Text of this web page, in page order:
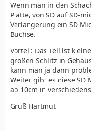
Wenn man in den
Platte, von SD auf SD-
Verlängerung ein SD
Buchse.
Vorteil: Das Teil ist
großen Schlitz in
kann man ja dann
Weiter gibt es diese SD
ab 10cm in
Gruß Hartmut